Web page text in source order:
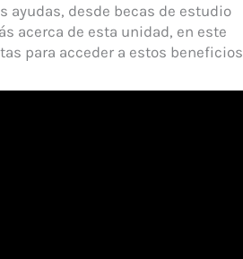
ayudas, desde becas de estudio
acerca de esta unidad, en este
para acceder a estos beneficios